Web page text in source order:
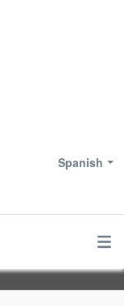
Spanish